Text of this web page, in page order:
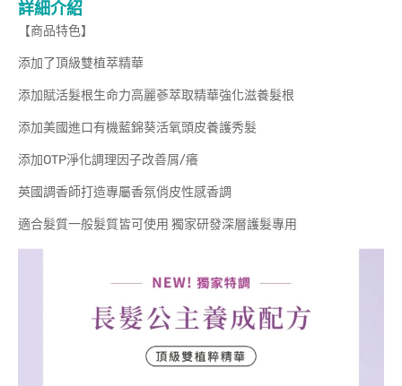
詳細介紹
【商品特色】
添加了頂級雙植萃精華
添加賦活髮根生命力高麗蔘萃取精華強化滋養髮根
添加美國進口有機藍錦葵活氧頭皮養護秀髮
添加OTP淨化調理因子改善屑/癢
英國調香師打造專屬香氛俏皮性感香調
適合髮質一般髮質皆可使用 獨家研發深層護髮專用